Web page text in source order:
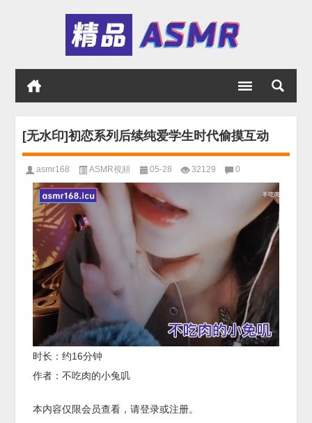
[无水印]初恋系列后续纯爱学生时代偷摸互动
asmr168 ASMR視頻 05-28 32129 0
时长：约16分钟
作者：不吃肉的小兔叽
本内容仅限会员查看，请登录或注册。